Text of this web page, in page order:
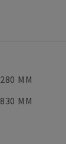
280 MM
830 MM